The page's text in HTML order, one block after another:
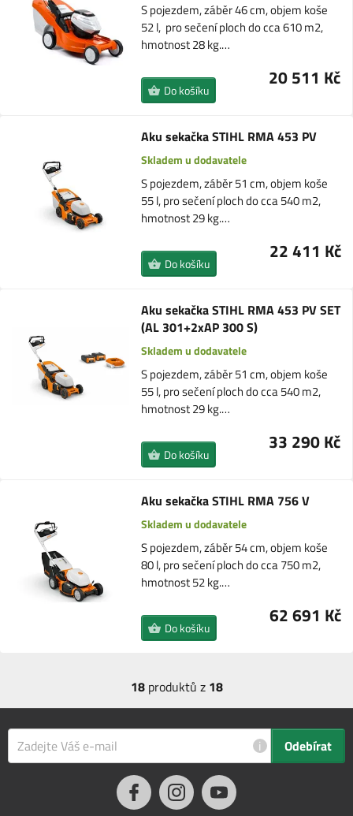
S pojezdem, záběr 46 cm, objem koše
52 l, pro sečení ploch do cca 610 m2,
hmotnost 28 kg.…
20 511 Kč
Do košíku
Aku sekačka STIHL RMA 453 PV
Skladem u dodavatele
S pojezdem, záběr 51 cm, objem koše
55 l, pro sečení ploch do cca 540 m2,
hmotnost 29 kg.…
22 411 Kč
Do košíku
Aku sekačka STIHL RMA 453 PV SET
(AL 301+2xAP 300 S)
Skladem u dodavatele
S pojezdem, záběr 51 cm, objem koše
55 l, pro sečení ploch do cca 540 m2,
hmotnost 29 kg.…
33 290 Kč
Do košíku
Aku sekačka STIHL RMA 756 V
Skladem u dodavatele
S pojezdem, záběr 54 cm, objem koše
80 l, pro sečení ploch do cca 750 m2,
hmotnost 52 kg.…
62 691 Kč
Do košíku
18produktů z 18
i Odebírat